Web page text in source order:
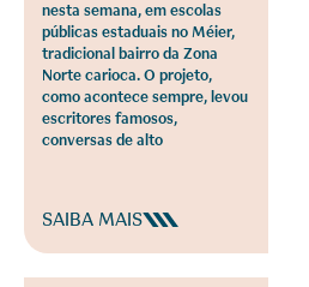
nesta semana, em escolas
públicas estaduais no Méier,
tradicional bairro da Zona
Norte carioca. O projeto,
como acontece sempre, levou
escritores famosos,
conversas de alto
SAIBA MAIS